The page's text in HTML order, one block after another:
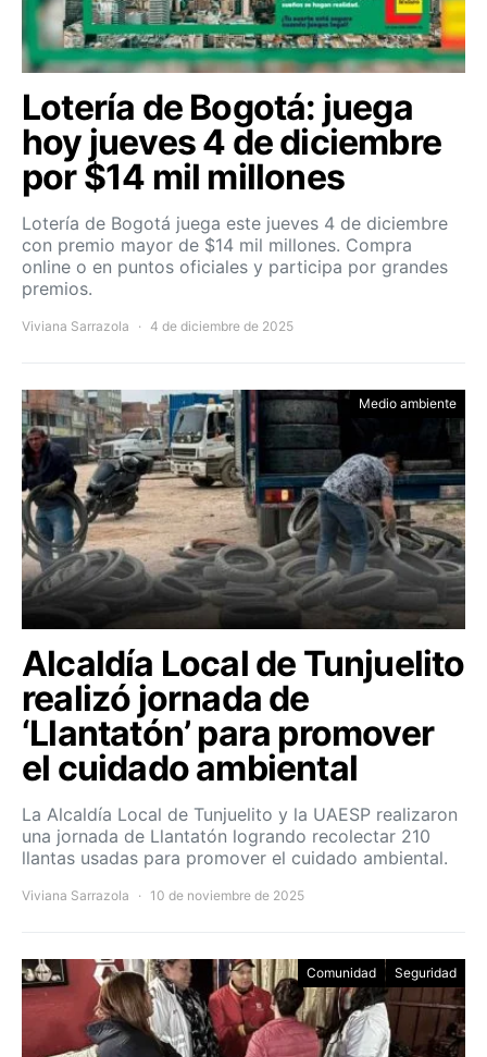
Lotería de Bogotá: juega
hoy jueves 4 de diciembre
por $14 mil millones
Lotería de Bogotá juega este jueves 4 de diciembre
con premio mayor de $14 mil millones. Compra
online o en puntos oficiales y participa por grandes
premios.
Viviana Sarrazola 4 de diciembre de 2025
Medio ambiente
Alcaldía Local de Tunjuelito
realizó jornada de
‘Llantatón’ para promover
el cuidado ambiental
La Alcaldía Local de Tunjuelito y la UAESP realizaron
una jornada de Llantatón logrando recolectar 210
llantas usadas para promover el cuidado ambiental.
Viviana Sarrazola 10 de noviembre de 2025
Comunidad Seguridad